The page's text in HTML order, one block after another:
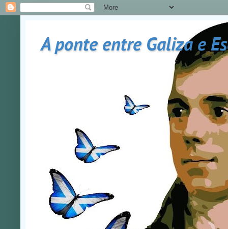
A ponte entre Galiza e